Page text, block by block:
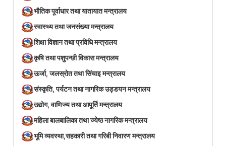
भौतिक पूर्वाधार तथा यातायात मन्त्रालय
स्वास्थ्य तथा जनसंख्या मन्त्रालय
शिक्षा विज्ञान तथा प्रविधि मन्त्रालय
कृषि तथा पशुपन्छी विकास मन्त्रालय
ऊर्जा, जलस्रोत तथा सिंचाइ मन्त्रालय
संस्कृति, पर्यटन तथा नागरिक उड्डयन मन्त्रालय
उद्योग, वाणिज्य तथा आपूर्ति मन्त्रालय
महिला बालबालिका तथा ज्येष्ठ नागरिक मन्त्रालय
भूमि व्यवस्था,सहकारी तथा गरिबी निवारण मन्त्रालय